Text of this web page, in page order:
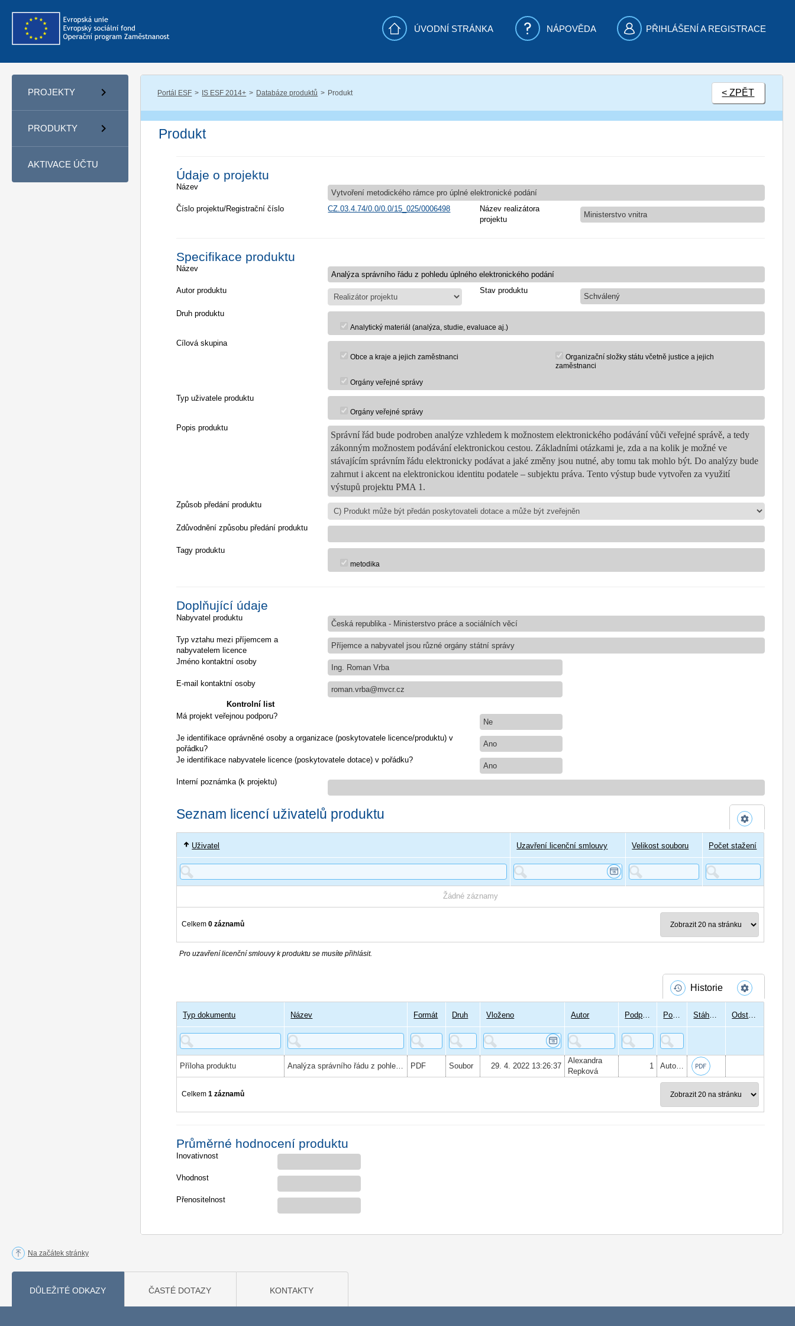
ÚVODNÍ STRÁNKA NÁPOVĚDA PŘIHLÁŠENÍ A REGISTRACE
PROJEKTY
PRODUKTY
AKTIVACE ÚČTU
Portál ESF IS ESF 2014+ Databáze produktů Produkt < ZPĚT
Produkt
Údaje o projektu
Název
Vytvoření metodického rámce pro úplné elektronické podání
Číslo projektu/Registrační číslo
CZ.03.4.74/0.0/0.0/15_025/0006498
Název realizátora
projektu
Ministerstvo vnitra
Specifikace produktu
Název
Autor produktu Stav produktu
Schválený
Druh produktu
Analytický materiál (analýza, studie, evaluace aj.)
Cílová skupina
Obce a kraje a jejich zaměstnanci
Organizační složky státu včetně justice a jejich
zaměstnanci
Orgány veřejné správy
Typ uživatele produktu
Orgány veřejné správy
Popis produktu
Správní řád bude podroben analýze vzhledem k možnostem elektronického podávání vůči veřejné správě, a tedy
zákonným možnostem podávání elektronickou cestou. Základními otázkami je, zda a na kolik je možné ve
stávajícím správním řádu elektronicky podávat a jaké změny jsou nutné, aby tomu tak mohlo být. Do analýzy bude
zahrnut i akcent na elektronickou identitu podatele – subjektu práva. Tento výstup bude vytvořen za využití
výstupů projektu PMA 1.
Způsob předání produktu
Zdůvodnění způsobu předání produktu
Tagy produktu
metodika
Doplňující údaje
Nabyvatel produktu
Česká republika - Ministerstvo práce a sociálních věcí
Typ vztahu mezi příjemcem a
nabyvatelem licence
Příjemce a nabyvatel jsou různé orgány státní správy
Jméno kontaktní osoby
Ing. Roman Vrba
E-mail kontaktní osoby
roman.vrba@mvcr.cz
Kontrolní list
Má projekt veřejnou podporu?
Ne
Je identifikace oprávněné osoby a organizace (poskytovatele licence/produktu) v
pořádku?
Ano
Je identifikace nabyvatele licence (poskytovatele dotace) v pořádku?
Ano
Interní poznámka (k projektu)
Seznam licencí uživatelů produktu
Uživatel Uzavření licenční smlouvy Velikost souboru Počet stažení
Žádné záznamy
Celkem 0 záznamů
Pro uzavření licenční smlouvy k produktu se musíte přihlásit.
Historie
Typ dokumentu Název Formát Druh Vloženo Autor Podpisů Podepsal Stáhnout Odstranit
Příloha produktu Analýza správního řádu z pohledu úplného elektronického podání PDF Soubor 29. 4. 2022 13:26:37
Alexandra
Repková
1 Autor: Ing. Roman Vrba
Celkem 1 záznamů
Průměrné hodnocení produktu
Inovativnost
Vhodnost
Přenositelnost
Na začátek stránky
DŮLEŽITÉ ODKAZY ČASTÉ DOTAZY KONTAKTY